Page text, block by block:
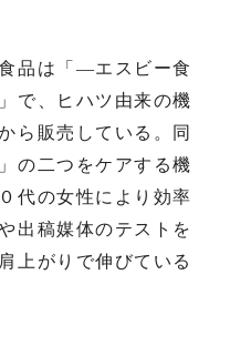
品は「―エスビー食
で、ヒハツ由来の機
ら販売している。同
の二つをケアする機
代の女性により効率
出稿媒体のテストを
上がりで伸びている